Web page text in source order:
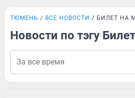
ТЮМЕНЬ ВСЕ НОВОСТИ БИЛЕТ НА
Новости по тэгу